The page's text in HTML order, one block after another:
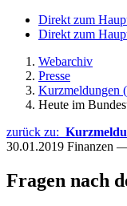
Direkt zum
Direkt zum
Webarchiv
Presse
Kurzmeldungen
Heute im
zurück zu:
30.01.2019 Finanzen
Fragen nach